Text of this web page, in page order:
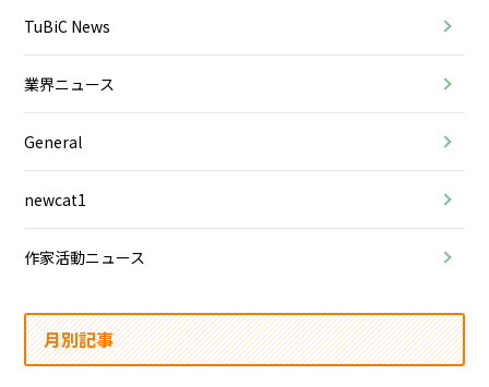
TuBiC News
業界ニュース
General
newcat1
作家活動ニュース
月別記事